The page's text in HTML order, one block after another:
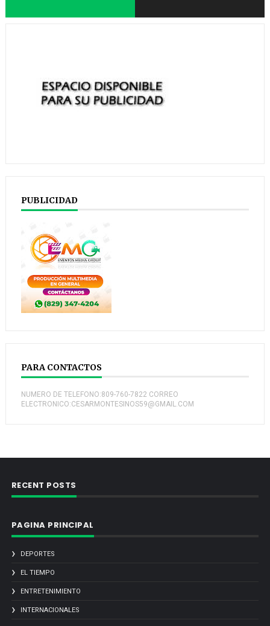
PUBLICIDAD
PARA CONTACTOS
NUMERO DE TELEFONO:809-760-7822 CORREO
ELECTRONICO:CESARMONTESINOS59@GMAIL.COM
RECENT POSTS
PAGINA PRINCIPAL
DEPORTES
EL TIEMPO
ENTRETENIMIENTO
INTERNACIONALES